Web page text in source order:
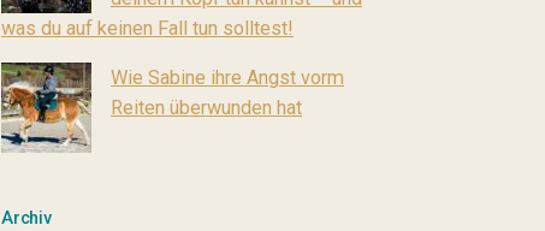
was du auf keinen Fall tun solltest!
Wie Sabine ihre Angst vorm
Reiten überwunden hat
Archiv